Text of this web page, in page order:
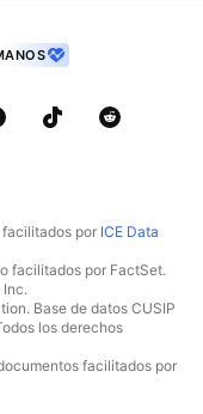
por ICE Data
facilitados por FactSet.
Base de datos CUSIP
los derechos
facilitados por